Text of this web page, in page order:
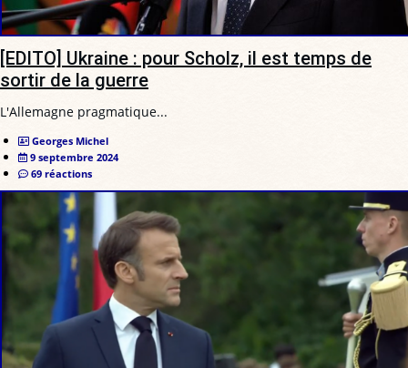
[EDITO] Ukraine : pour Scholz, il est temps de
sortir de la guerre
L'Allemagne pragmatique...
Georges Michel
9 septembre 2024
69 réactions